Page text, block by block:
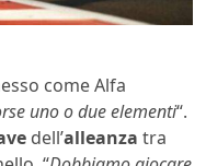
come Alfa
uno o due elementi“.
dell’alleanza tra